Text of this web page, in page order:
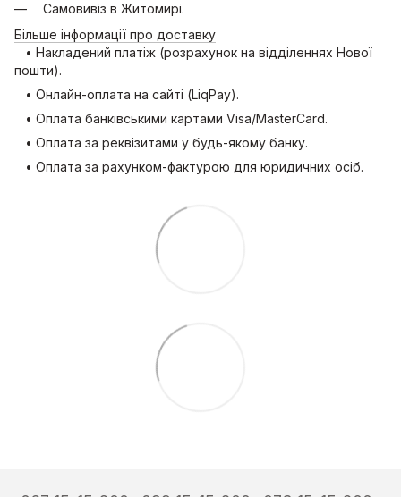
Самовивіз в Житомирі.
Більше інформації про доставку
• Накладений платіж (розрахунок на відділеннях Нової
пошти).
• Онлайн-оплата на сайті (LiqPay).
• Оплата банківськими картами Visa/MasterCard.
• Оплата за реквізитами у будь-якому банку.
• Оплата за рахунком-фактурою для юридичних осіб.